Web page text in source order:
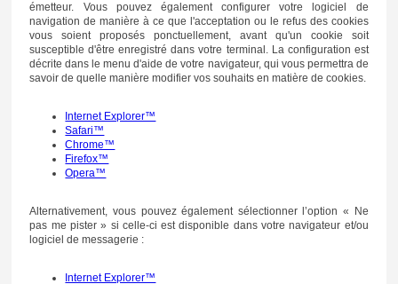
émetteur. Vous pouvez également configurer votre logiciel de
navigation de manière à ce que l'acceptation ou le refus des cookies
vous soient proposés ponctuellement, avant qu'un cookie soit
susceptible d'être enregistré dans votre terminal. La configuration est
décrite dans le menu d'aide de votre navigateur, qui vous permettra de
savoir de quelle manière modifier vos souhaits en matière de cookies.
Internet Explorer™
Safari™
Chrome™
Firefox™
Opera™
Alternativement, vous pouvez également sélectionner l’option « Ne
pas me pister » si celle-ci est disponible dans votre navigateur et/ou
logiciel de messagerie :
Internet Explorer™